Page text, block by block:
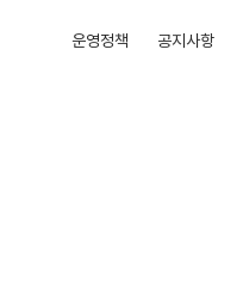
운영정책 공지사항